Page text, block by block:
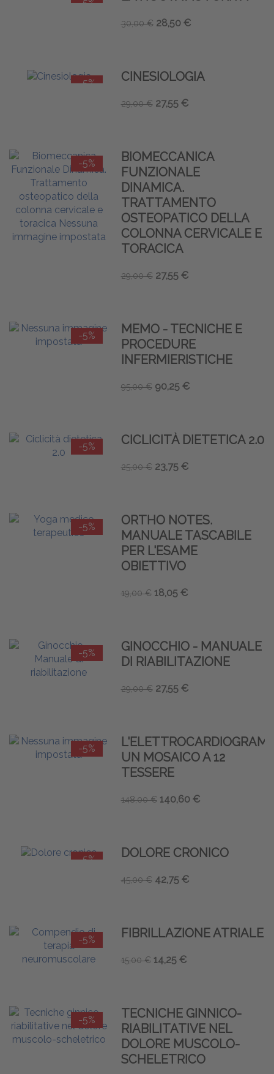
-5%
30,00 € 28,50 €
-5% CINESIOLOGIA
29,00 € 27,55 €
-5%
BIOMECCANICA
FUNZIONALE
DINAMICA.
TRATTAMENTO
OSTEOPATICO DELLA
COLONNA CERVICALE E
TORACICA
29,00 € 27,55 €
-5%
MEMO - TECNICHE E
PROCEDURE
INFERMIERISTICHE
95,00 € 90,25 €
-5% CICLICITÀ DIETETICA 2.0
25,00 € 23,75 €
-5%
ORTHO NOTES.
MANUALE TASCABILE
PER L'ESAME
OBIETTIVO
19,00 € 18,05 €
-5%
GINOCCHIO - MANUALE
DI RIABILITAZIONE
29,00 € 27,55 €
-5%
UN MOSAICO A 12
TESSERE
148,00 € 140,60 €
-5% DOLORE CRONICO
45,00 € 42,75 €
-5% FIBRILLAZIONE ATRIALE
15,00 € 14,25 €
-5%
TECNICHE GINNICO-
RIABILITATIVE NEL
DOLORE MUSCOLO-
SCHELETRICO